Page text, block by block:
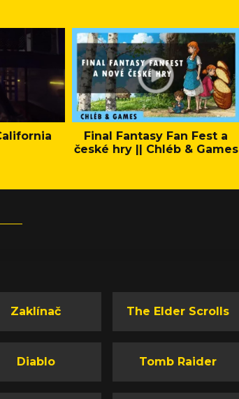
Final Fantasy Fan Fest a
české hry || Chléb & Games
Zaklínač The Elder Scrolls
Diablo Tomb Raider